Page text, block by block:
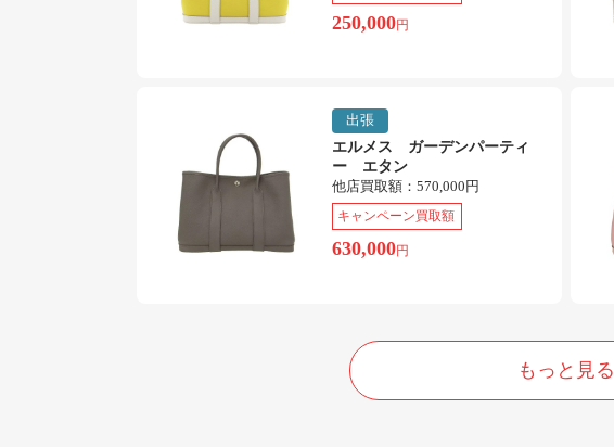
250,000円
出張
エルメス ガーデンパーティ
ー エタン
他店買取額： 570,000円
キャンペーン買取額
630,000円
もっと見る